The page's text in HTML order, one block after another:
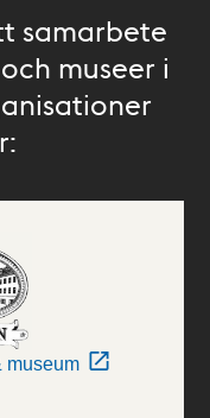
samarbete
museer i
museum